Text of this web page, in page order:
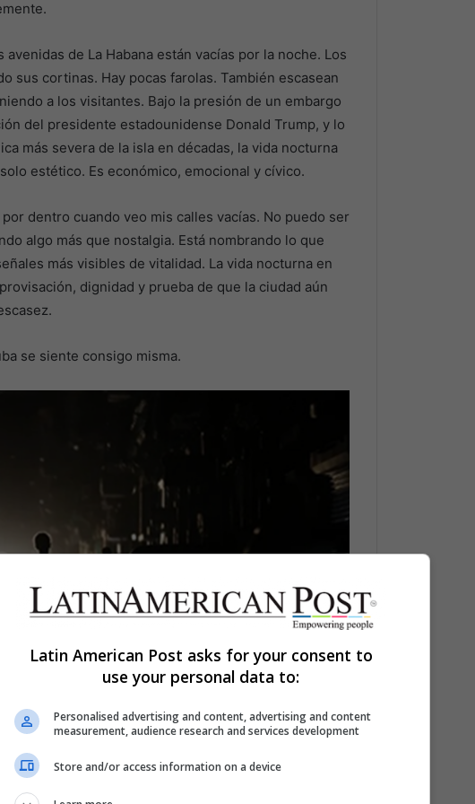
de La Habana están vacías por la noche. Los
sus cortinas. Hay pocas farolas. También escasean
a los visitantes. Bajo la presión de un embargo
del presidente estadounidense Donald Trump, y lo
más severa de la isla en décadas, la vida nocturna
estético. Es económico, emocional y cívico.
dentro cuando veo mis calles vacías. No puedo ser
algo más que nostalgia. Está nombrando lo que
más visibles de vitalidad. La vida nocturna en
dignidad y prueba de que la ciudad aún
se siente consigo misma.
Latin American Post asks for your consent to
use your personal data to:
Personalised advertising and content, advertising and content
measurement, audience research and services development
Store and/or access information on a device